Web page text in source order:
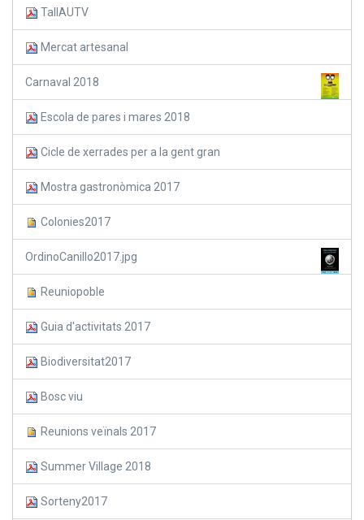
TallAUTV
Mercat artesanal
Carnaval 2018
Escola de pares i mares 2018
Cicle de xerrades per a la gent gran
Mostra gastronòmica 2017
Colonies2017
OrdinoCanillo2017.jpg
Reuniopoble
Guia d'activitats 2017
Biodiversitat2017
Bosc viu
Reunions veïnals 2017
Summer Village 2018
Sorteny2017